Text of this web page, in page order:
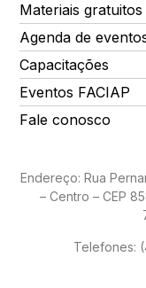
Materiais gratuitos
Agenda de
Capacitações
Eventos FACIAP
Fale conosco
Endereço: Rua
– Centro – CEP
Telefones: